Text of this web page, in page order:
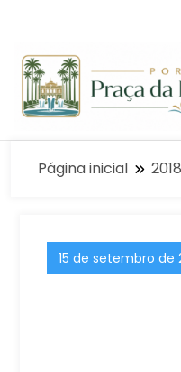
Página inicial 2018
15 de setembro de